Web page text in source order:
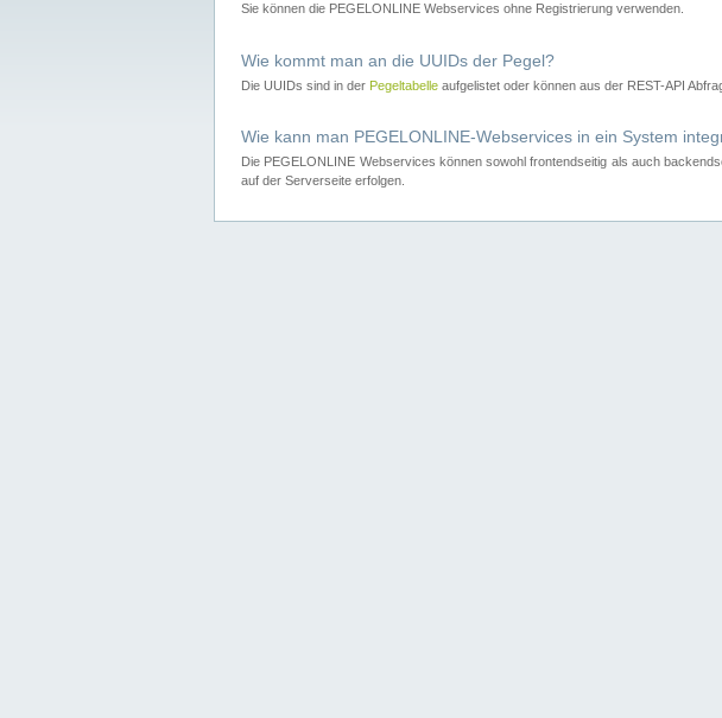
Sie können die PEGELONLINE Webservices ohne Registrierung verwenden.
Wie kommt man an die UUIDs der Pegel?
Die UUIDs sind in der Pegeltabelle aufgelistet oder können aus der REST-API
Wie kann man PEGELONLINE-Webservices in ein System
Die PEGELONLINE Webservices können sowohl frontendseitig als auch
auf der Serverseite erfolgen.